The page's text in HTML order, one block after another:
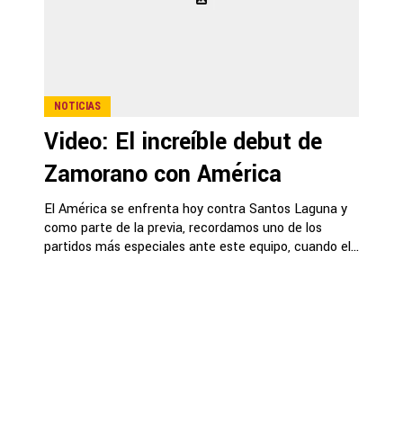
NOTICIAS
Video: El increíble debut de
Zamorano con América
El América se enfrenta hoy contra Santos Laguna y
como parte de la previa, recordamos uno de los
partidos más especiales ante este equipo, cuando el...